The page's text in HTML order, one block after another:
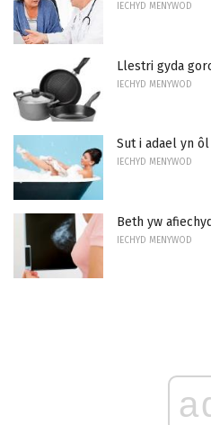
IECHYD MENYWOD
Llestri gyda
IECHYD MENYWOD
Sut i adael yn
IECHYD MENYWOD
Beth yw
IECHYD MENYWOD